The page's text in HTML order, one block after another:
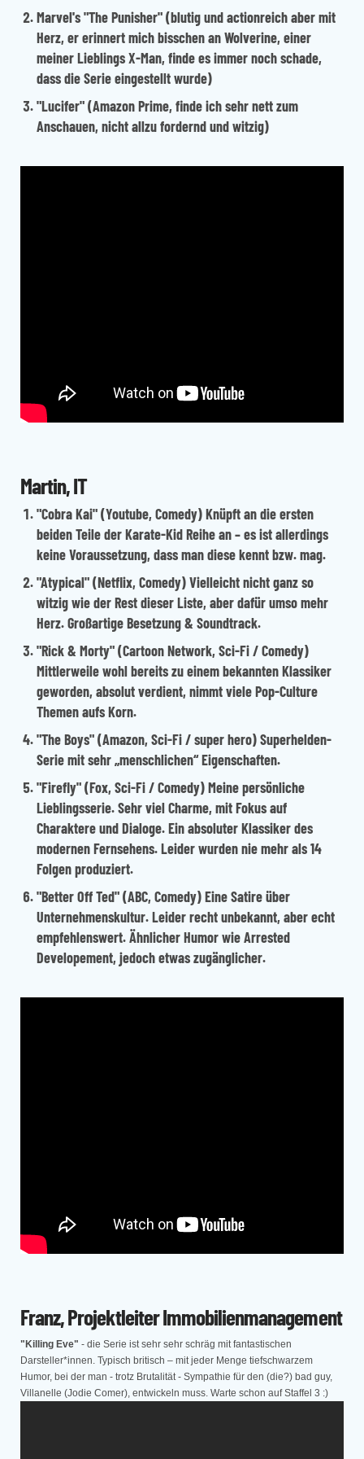
Marvel's"The Punisher"(blutig und actionreich aber mit
Herz, er erinnert mich bisschen an Wolverine, einer
meiner Lieblings X-Man, finde es immer noch schade,
dass die Serie eingestellt wurde)
"Lucifer"(Amazon Prime, finde ich sehr nett zum
Anschauen, nicht allzu fordernd und witzig)
Martin, IT
"Cobra Kai"(Youtube, Comedy) Knüpft an die ersten
beiden Teile der Karate-Kid Reihe an – es ist allerdings
keine Voraussetzung, dass man diese kennt bzw. mag.
"Atypical"(Netflix, Comedy) Vielleicht nicht ganz so
witzig wie der Rest dieser Liste, aber dafür umso mehr
Herz. Großartige Besetzung & Soundtrack.
"Rick & Morty"(Cartoon Network, Sci-Fi / Comedy)
Mittlerweile wohl bereits zu einem bekannten Klassiker
geworden, absolut verdient, nimmt viele Pop-Culture
Themen aufs Korn.
"The Boys"(Amazon, Sci-Fi / super hero) Superhelden-
Serie mit sehr „menschlichen“ Eigenschaften.
"Firefly"(Fox, Sci-Fi / Comedy) Meine persönliche
Lieblingsserie. Sehr viel Charme, mit Fokus auf
Charaktere und Dialoge. Ein absoluter Klassiker des
modernen Fernsehens. Leider wurden nie mehr als 14
Folgen produziert.
"Better Off Ted"(ABC, Comedy) Eine Satire über
Unternehmenskultur. Leider recht unbekannt, aber echt
empfehlenswert. Ähnlicher Humor wie Arrested
Developement, jedoch etwas zugänglicher.
Franz, Projektleiter Immobilienmanagement
"Killing Eve" - die Serie ist sehr sehr schräg mit fantastischen
Darsteller*innen. Typisch britisch – mit jeder Menge tiefschwarzem
Humor, bei der man - trotz Brutalität - Sympathie für den (die?) bad guy,
Villanelle (Jodie Comer), entwickeln muss. Warte schon auf Staffel 3 :)